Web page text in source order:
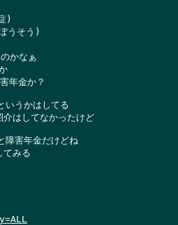
)
うそう)
かなぁ
年金か？
いうかはしてる
はしてなかったけど
害年金だけどね
てみる